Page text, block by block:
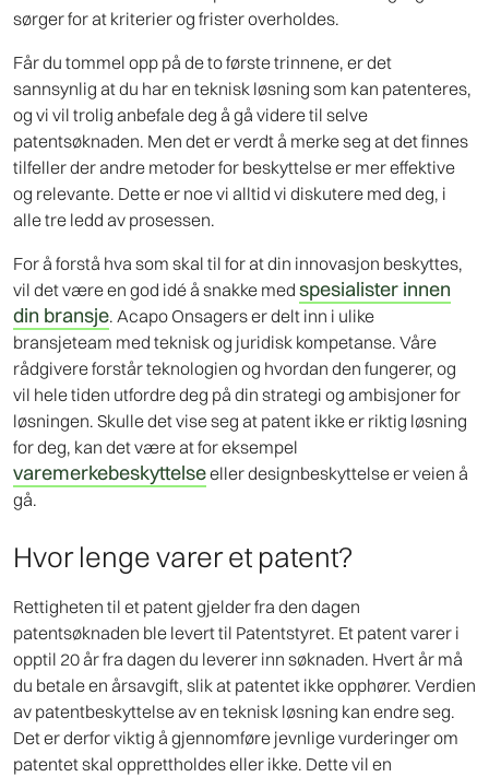
sørger for at kriterier og frister overholdes.
Får du tommel opp på de to første trinnene, er det
sannsynlig at du har en teknisk løsning som kan patenteres,
og vi vil trolig anbefale deg å gå videre til selve
patentsøknaden. Men det er verdt å merke seg at det finnes
tilfeller der andre metoder for beskyttelse er mer effektive
og relevante. Dette er noe vi alltid vi diskutere med deg, i
alle tre ledd av prosessen.
For å forstå hva som skal til for at din innovasjon beskyttes,
vil det være en god idé å snakke med spesialister innen
din bransje. Acapo Onsagers er delt inn i ulike
bransjeteam med teknisk og juridisk kompetanse. Våre
rådgivere forstår teknologien og hvordan den fungerer, og
vil hele tiden utfordre deg på din strategi og ambisjoner for
løsningen. Skulle det vise seg at patent ikke er riktig løsning
for deg, kan det være at for eksempel
varemerkebeskyttelseeller designbeskyttelse er veien å
gå.
Hvor lenge varer et patent?
Rettigheten til et patent gjelder fra den dagen
patentsøknaden ble levert til Patentstyret. Et patent varer i
opptil 20 år fra dagen du leverer inn søknaden. Hvert år må
du betale en årsavgift, slik at patentet ikke opphører. Verdien
av patentbeskyttelse av en teknisk løsning kan endre seg.
Det er derfor viktig å gjennomføre jevnlige vurderinger om
patentet skal opprettholdes eller ikke. Dette vil en